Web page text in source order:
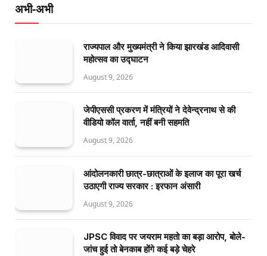
अभी-अभी
राज्यपाल और मुख्यमंत्री ने किया झारखंड आदिवासी
महोत्सव का उद्घाटन
August 9, 2026
जेपीएससी प्रकरण में मंत्रियों ने देवेन्द्रनाथ से की
वीडियो कॉल वार्ता, नहीं बनी सहमति
August 9, 2026
आंदोलनकारी छात्र-छात्राओं के इलाज का पूरा खर्च
उठाएगी राज्य सरकार : इरफान अंसारी
August 9, 2026
JPSC विवाद पर जयराम महतो का बड़ा आरोप, बोले-
जांच हुई तो बेनकाब होंगे कई बड़े चेहरे